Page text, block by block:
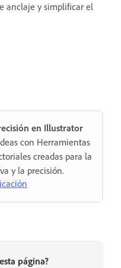
anclaje y simplificar el
en Illustrator
con Herramientas
creadas para la
y la precisión.
página?